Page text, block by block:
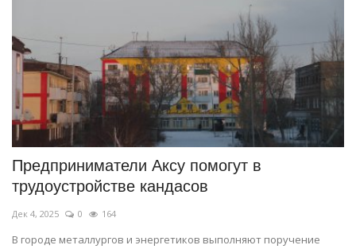
Предприниматели Аксу помогут в
трудоустройстве кандасов
Дек 4, 2025 0 164
В городе металлургов и энергетиков выполняют поручение